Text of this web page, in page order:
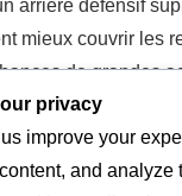
arrière défensif
mieux couvrir les
de grandes
utile
telles que les
offenses étalent
privacy
improve your
and analyze